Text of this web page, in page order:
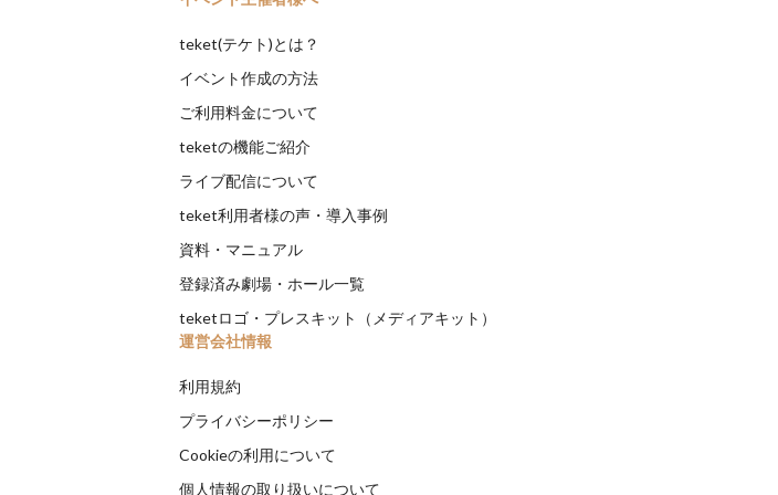
teket(テケト)とは？
イベント作成の方法
ご利用料金について
teketの機能ご紹介
ライブ配信について
teket利用者様の声・導入事例
資料・マニュアル
登録済み劇場・ホール一覧
teketロゴ・プレスキット（メディアキット）
運営会社情報
利用規約
プライバシーポリシー
Cookieの利用について
個人情報の取り扱いについて